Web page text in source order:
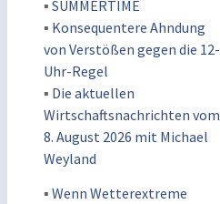
▪ SUMMERTIME
▪ Konsequentere Ahndung
von Verstößen gegen die 12-
Uhr-Regel
▪ Die aktuellen
Wirtschaftsnachrichten vom
8. August 2026 mit Michael
Weyland
▪ Wenn Wetterextreme